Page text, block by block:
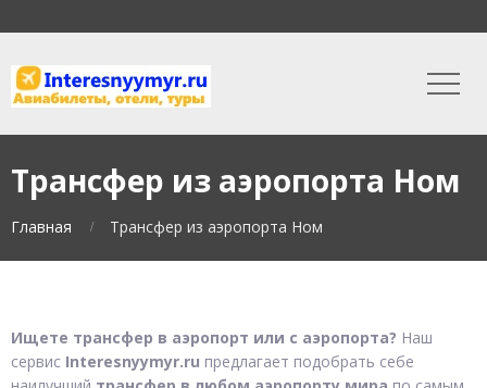
Трансфер из аэропорта Ном
Главная Трансфер из аэропорта Ном
Ищете трансфер в аэропорт или с аэропорта? Наш
сервис Interesnyymyr.ru предлагает подобрать себе